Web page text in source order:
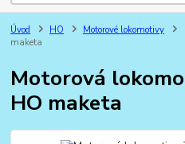
Úvod HO Motorové lokomotivy
maketa
Motorová
HO maketa